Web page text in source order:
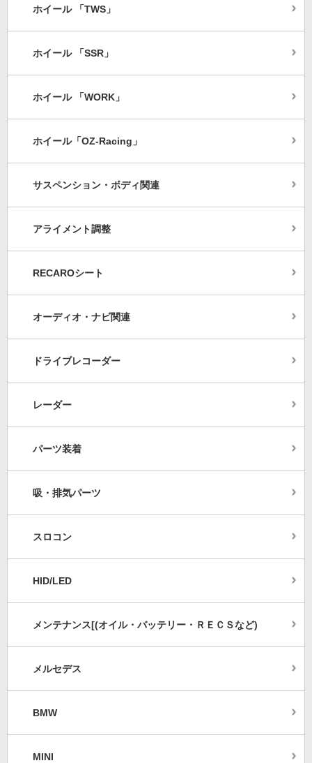
ホイール 「TWS」
ホイール 「SSR」
ホイール 「WORK」
ホイール「OZ-Racing」
サスペンション・ボディ関連
アライメント調整
RECAROシート
オーディオ・ナビ関連
ドライブレコーダー
レーダー
パーツ装着
吸・排気パーツ
スロコン
HID/LED
メンテナンス[(オイル・バッテリー・ＲＥＣＳなど)
メルセデス
BMW
MINI